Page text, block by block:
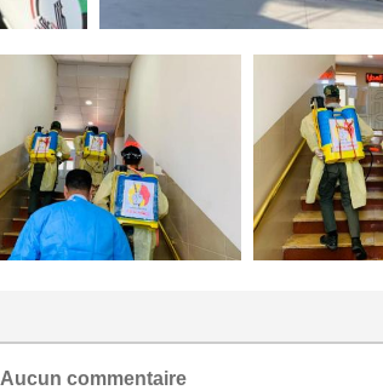
Aucun commentaire